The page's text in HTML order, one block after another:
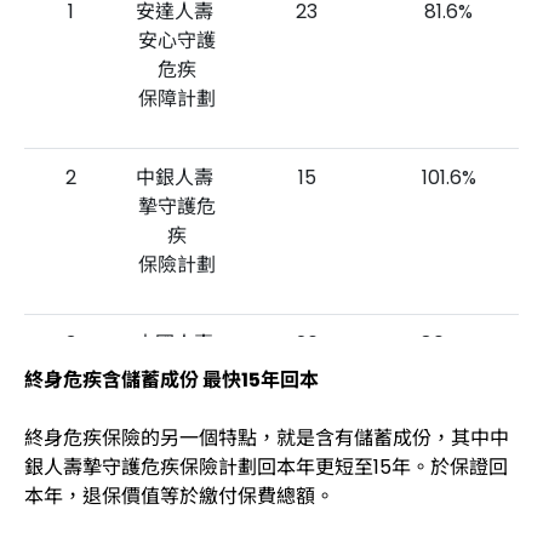
1
安達人壽
安心守護
危疾
保障計劃
23 81.6%
2
中銀人壽
摯守護危
疾
保險計劃
15 101.6%
3
中國人壽
衛你明天
保障計劃
26 80.4%
註：有關產品資料更新截至2022年4月4日。
終身危疾含儲蓄成份 最快15年回本
終身危疾保險的另一個特點，就是含有儲蓄成份，其中中
銀人壽摯守護危疾保險計劃回本年更短至15年。於保證回
本年，退保價值等於繳付保費總額。